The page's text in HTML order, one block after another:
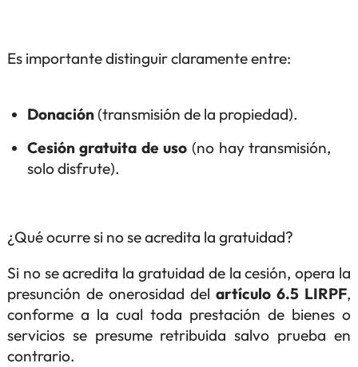
Es importante distinguir claramente entre:
Donación(transmisión de la propiedad).
Cesión gratuita de uso (no hay transmisión,
solo disfrute).
¿Qué ocurre si no se acredita la gratuidad?
Si no se acredita la gratuidad de la cesión, opera la
presunción de onerosidad delartículo 6.5 LIRPF,
conforme a la cual toda prestación de bienes o
servicios se presume retribuida salvo prueba en
contrario.